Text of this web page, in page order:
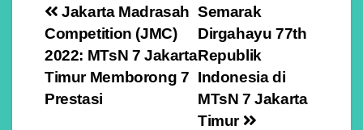
Navigasi
pos
Semarak
Dirgahayu 77th
Republik
Indonesia di
MTsN 7 Jakarta
Timur
Jakarta Madrasah
Competition (JMC)
2022: MTsN 7 Jakarta
Timur Memborong 7
Prestasi